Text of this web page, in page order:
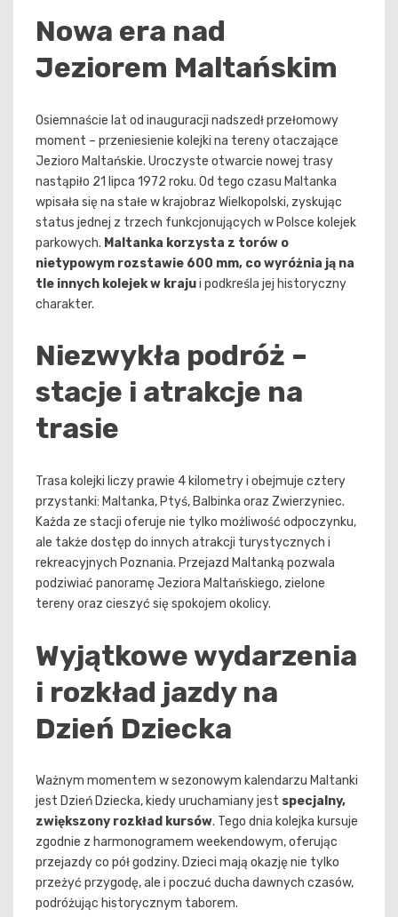
Nowa era nad
Jeziorem Maltańskim
Osiemnaście lat od inauguracji nadszedł przełomowy
moment – przeniesienie kolejki na tereny otaczające
Jezioro Maltańskie. Uroczyste otwarcie nowej trasy
nastąpiło 21 lipca 1972 roku. Od tego czasu Maltanka
wpisała się na stałe w krajobraz Wielkopolski, zyskując
status jednej z trzech funkcjonujących w Polsce kolejek
parkowych. Maltanka korzysta z torów o
nietypowym rozstawie 600 mm, co wyróżnia ją na
tle innych kolejek w krajui podkreśla jej historyczny
charakter.
Niezwykła podróż –
stacje i atrakcje na
trasie
Trasa kolejki liczy prawie 4 kilometry i obejmuje cztery
przystanki: Maltanka, Ptyś, Balbinka oraz Zwierzyniec.
Każda ze stacji oferuje nie tylko możliwość odpoczynku,
ale także dostęp do innych atrakcji turystycznych i
rekreacyjnych Poznania. Przejazd Maltanką pozwala
podziwiać panoramę Jeziora Maltańskiego, zielone
tereny oraz cieszyć się spokojem okolicy.
Wyjątkowe wydarzenia
i rozkład jazdy na
Dzień Dziecka
Ważnym momentem w sezonowym kalendarzu Maltanki
jest Dzień Dziecka, kiedy uruchamiany jest specjalny,
zwiększony rozkład kursów. Tego dnia kolejka kursuje
zgodnie z harmonogramem weekendowym, oferując
przejazdy co pół godziny. Dzieci mają okazję nie tylko
przeżyć przygodę, ale i poczuć ducha dawnych czasów,
podróżując historycznym taborem.